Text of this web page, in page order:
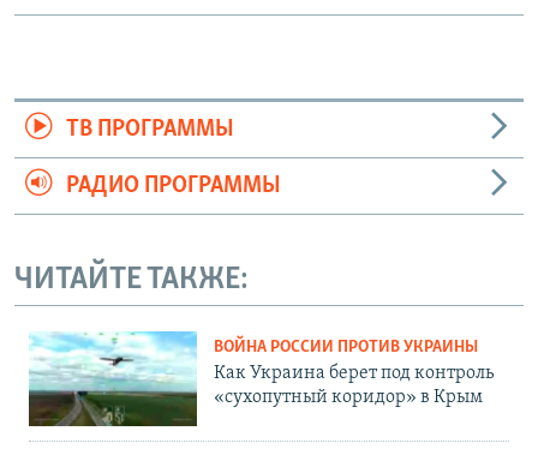
ТВ ПРОГРАММЫ
РАДИО ПРОГРАММЫ
ЧИТАЙТЕ ТАКЖЕ:
ВОЙНА РОССИИ ПРОТИВ УКРАИНЫ
Как Украина берет под контроль
«сухопутный коридор» в Крым